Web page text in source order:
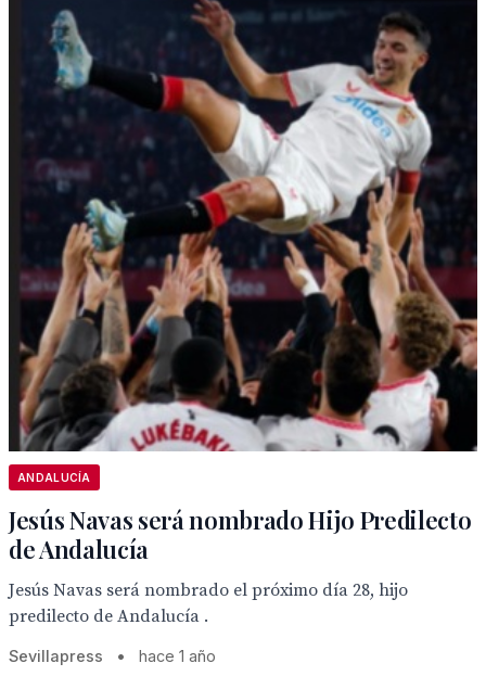
ANDALUCÍA
Jesús Navas será nombrado Hijo Predilecto
de Andalucía
Jesús Navas será nombrado el próximo día 28, hijo
predilecto de Andalucía .
Sevillapress • hace 1 año